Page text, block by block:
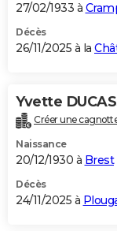
27/02/1933 à
Décès
26/11/2025 à la
Yvette
Créer une
Naissance
20/12/1930 à Brest
Décès
24/11/2025 à